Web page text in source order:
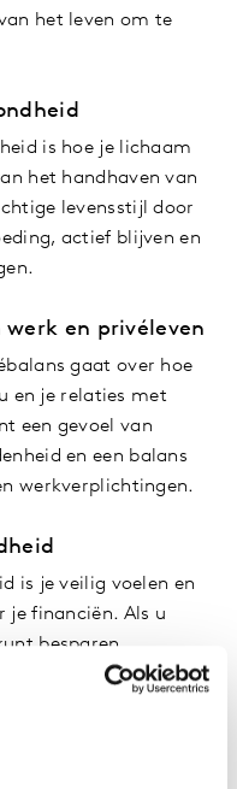
het leven om te
is hoe je lichaam
het handhaven van
levensstijl door
actief blijven en
werk en privéleven
gaat over hoe
en je relaties met
een gevoel van
en een balans
werkverplichtingen.
is je veilig voelen en
je financiën. Als u
besparen,
kunt u zich niet